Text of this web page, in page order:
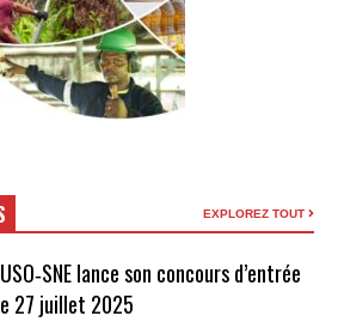
EXPLOREZ TOUT
lance son concours d’entrée
27 juillet 2025